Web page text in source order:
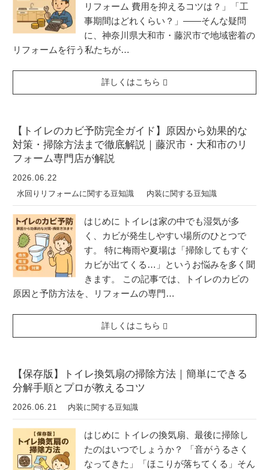
リフォーム 費用を抑えるコツは？」「工
事期間はどれくらい？」――そんな疑問
に、神奈川県大和市・藤沢市で地域密着の
リフォームを行う私たちが…
詳しくはこちら
【トイレのカビ予防完全ガイド】原因から効果的な
対策・掃除方法まで徹底解説｜藤沢市・大和市のリ
フォーム専門店が解説
2026.06.22
水回りリフォームに関する豆知識
内装に関する豆知識
はじめに トイレは家の中でも湿気が多
く、カビが発生しやすい場所のひとつで
す。 特に梅雨や夏場は「掃除してもすぐ
カビが出てくる…」というお悩みを多く聞
きます。 この記事では、トイレのカビの
原因と予防方法を、リフォームの専門…
詳しくはこちら
【保存版】トイレ換気扇の掃除方法｜簡単にできる
分解手順とプロが教えるコツ
2026.06.21 内装に関する豆知識
はじめに トイレの換気扇、最後に掃除し
たのはいつでしょうか？ 「音がうるさく
なってきた」「ほこりが落ちてくる」そん